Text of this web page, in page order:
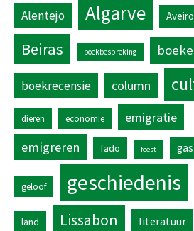
Alentejo Algarve Aveiro
Beiras boekbespreking
boekrecensie column
dieren economie
emigratie
emigreren
fado feest
geloof geschiedenis
land Lissabon literatuur